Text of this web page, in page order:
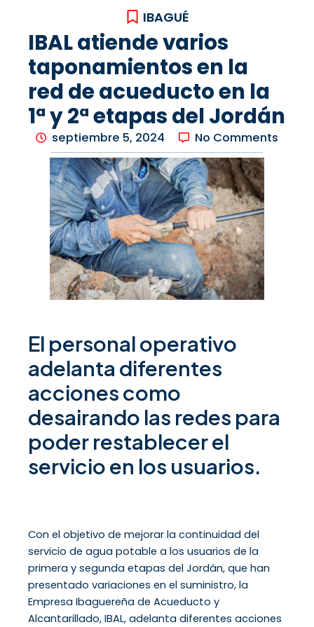
IBAGUÉ
IBAL atiende varios
taponamientos en la
red de acueducto en la
1ª y 2ª etapas del Jordán
septiembre 5, 2024 No Comments
El personal operativo
adelanta diferentes
acciones como
desairando las redes para
poder restablecer el
servicio en los usuarios.
Con el objetivo de mejorar la continuidad del
servicio de agua potable a los usuarios de la
primera y segunda etapas del Jordán, que han
presentado variaciones en el suministro, la
Empresa Ibaguereña de Acueducto y
Alcantarillado, IBAL, adelanta diferentes acciones